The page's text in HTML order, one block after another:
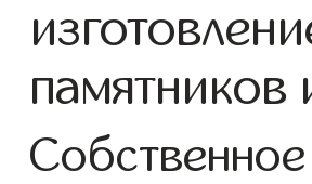
памятников